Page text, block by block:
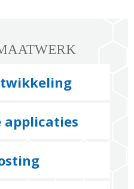
applicaties